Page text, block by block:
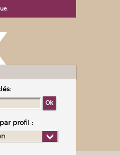
.
:
profil :